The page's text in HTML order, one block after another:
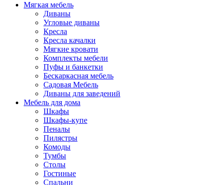
Мягкая мебель
Диваны
Угловые диваны
Кресла
Кресла качалки
Мягкие кровати
Комплекты мебели
Пуфы и банкетки
Бескаркасная мебель
Садовая Мебель
Диваны для заведений
Мебель для дома
Шкафы
Шкафы-купе
Пеналы
Пилястры
Комоды
Тумбы
Столы
Гостиные
Спальни